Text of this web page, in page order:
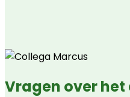
Vragen over